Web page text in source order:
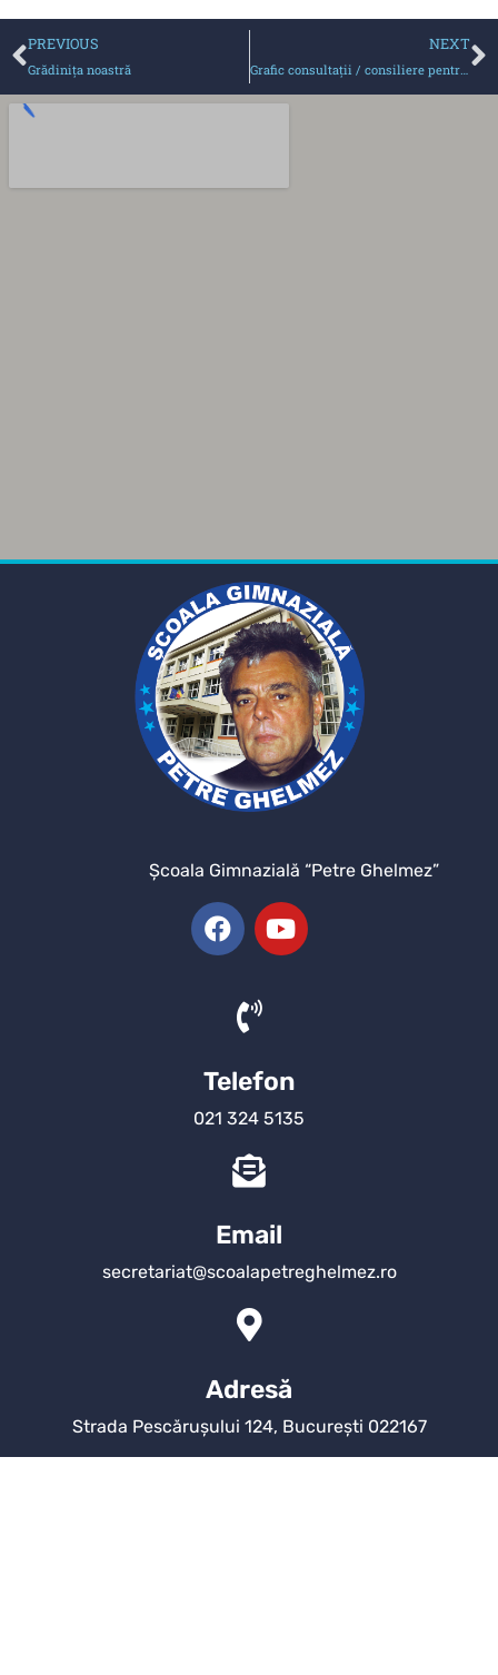
PREVIOUS
Grădinița noastră
NEXT
Grafic consultații / consiliere pentru părinți: 2021-2022
Şcoala Gimnazială “Petre Ghelmez”
Telefon
021 324 5135
Email
secretariat@scoalapetreghelmez.ro
Adresă
Strada Pescărușului 124, București 022167